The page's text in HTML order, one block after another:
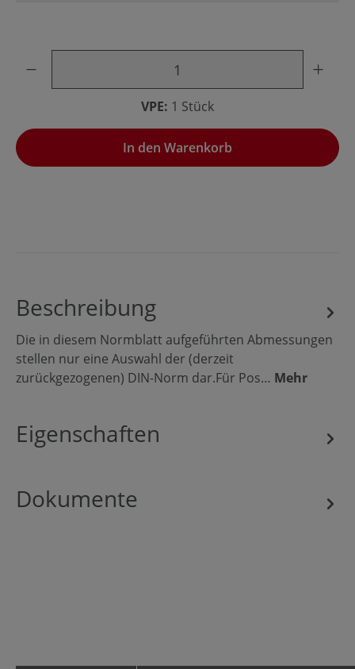
VPE: 1 Stück
In den Warenkorb
Beschreibung
Die in diesem Normblatt aufgeführten Abmessungen
stellen nur eine Auswahl der (derzeit
zurückgezogenen) DIN-Norm dar.Für Pos… Mehr
Eigenschaften
Dokumente